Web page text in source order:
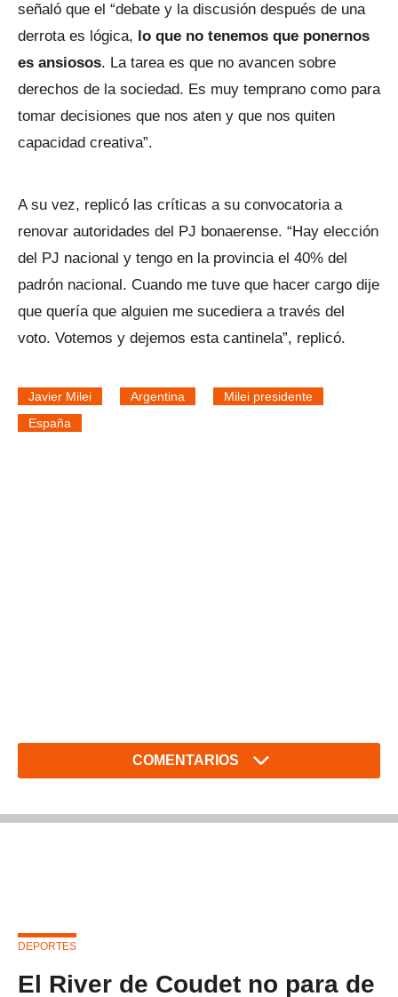
señaló que el “debate y la discusión después de una
derrota es lógica, lo que no tenemos que ponernos
es ansiosos. La tarea es que no avancen sobre
derechos de la sociedad. Es muy temprano como para
tomar decisiones que nos aten y que nos quiten
capacidad creativa”.
A su vez, replicó las críticas a su convocatoria a
renovar autoridades del PJ bonaerense. “Hay elección
del PJ nacional y tengo en la provincia el 40% del
padrón nacional. Cuando me tuve que hacer cargo dije
que quería que alguien me sucediera a través del
voto. Votemos y dejemos esta cantinela”, replicó.
Javier Milei Argentina
Milei presidente
España
COMENTARIOS